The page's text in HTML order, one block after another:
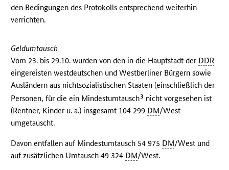
den Bedingungen des Protokolls entsprechend weiterhin
verrichten.
Geldumtausch
Vom 23. bis 29.10. wurden von den in die Hauptstadt der DDR
eingereisten westdeutschen und Westberliner Bürgern sowie
Ausländern aus nichtsozialistischen Staaten (einschließlich der
Personen, für die ein Mindestumtausch3 nicht vorgesehen ist
(Rentner, Kinder u. a.) insgesamt 104 299 DM/West
umgetauscht.
Davon entfallen auf Mindestumtausch 54 975 DM/West und
auf zusätzlichen Umtausch 49 324 DM/West.